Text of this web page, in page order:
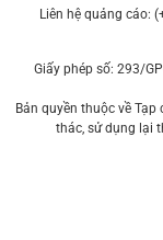
Liên hệ quảng cáo:
Giấy phép số: 293/
Bản quyền thuộc về
thác, sử dụng lại